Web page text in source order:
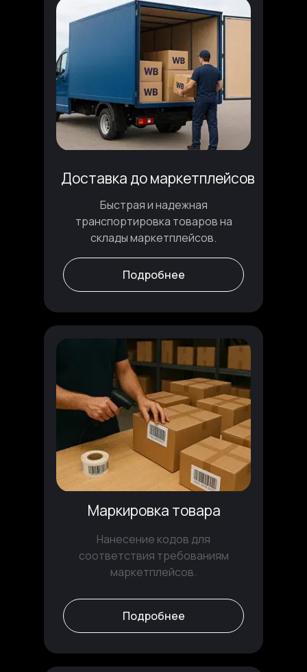
Доставка до маркетплейсов
Подробнее
Быстрая и надежная
транспортировка товаров на
склады маркетплейсов.
Маркировка товара
Подробнее
Нанесение кодов для
соответствия требованиям
маркетплейсов.